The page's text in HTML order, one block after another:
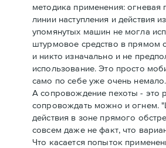
методика применения: огневая
линии наступления и действия
упомянутых машин не могла
штурмовое средство в прямом
и никто изначально и не
использование. Это просто
само по себе уже очень немало.
А сопровождение пехоты - это
сопровождать можно и огнем.
действия в зоне прямого
совсем даже не факт, что
Что касается попыток